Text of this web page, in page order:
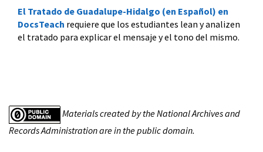
El Tratado de Guadalupe-Hidalgo (en Español) en
DocsTeach requiere que los estudiantes lean y analizen
el tratado para explicar el mensaje y el tono del mismo.
Materials created by the National Archives and
Records Administration are in the public domain.